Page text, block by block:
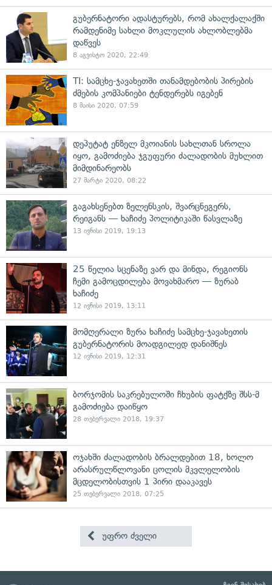
გუბერნატორი ადასტურებს, რომ ახალქალაქში
რამდენიმე სახლი მოკლულის ახლობლებმა
დაწვეს
8 აგვისტო 2020, 22:49
TI: სამცხე-ჯავახეთში თანამდებობის პირების
ძმების კომპანიები ტენდერებს იგებენ
8 მაისი 2020, 07:59
დეპუტატ ენზელ მკოიანის სახლთან სროლა
იყო, გამოძიება ჯგუფური ძალადობის მუხლით
მიმდინარეობს
27 მარტი 2020, 08:22
გაგახსენებთ ზელენსკის, შვარცნეგერს,
რეიგანს — ხაჩიძე პოლიტიკაში წასვლაზე
13 ივნისი 2019, 19:13
25 წელია სცენაზე ვარ და მინდა, რეგიონს
ჩემი გამოცდილება მოვახმარო — ზურაბ
ხაჩიძე
12 ივნისი 2019, 13:11
მომღერალი ზურა ხაჩიძე სამცხე-ჯავახეთის
გუბერნატორის მოადგილედ დანიშნეს
12 ივნისი 2019, 12:31
ბორჯომის საკრებულოში ჩხუბის ფატქზე შსს-მ
გამოძიება დაიწყო
28 თებერვალი 2018, 19:37
ოჯახში ძალადობის ბრალდებით 18, ხოლო
არასრულწლოვანი ცოლის მკვლელობის
მცდელობისთვის 1 პირი დააკავეს
25 თებერვალი 2018, 07:25
უფრო ძველი